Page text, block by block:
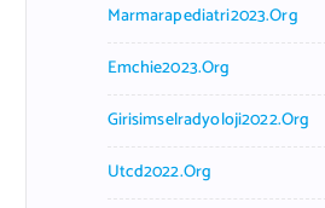
Marmarapediatri2023.org
Emchie2023.org
Girisimselradyoloji2022.org
Utcd2022.org